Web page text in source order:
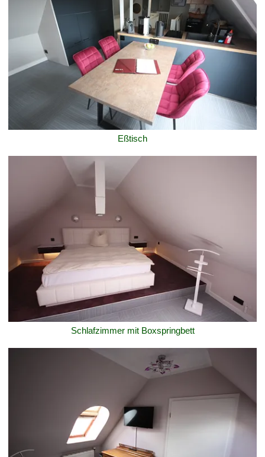
Eßtisch
Schlafzimmer mit Boxspringbett